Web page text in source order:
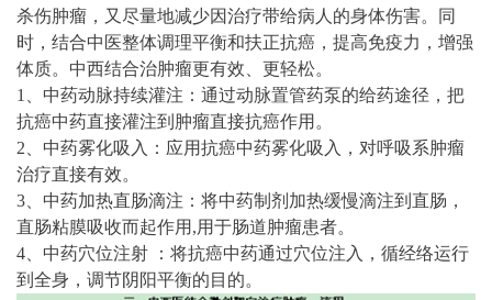
杀伤肿瘤，又尽量地减少因治疗带给病人的身体伤害。同
时，结合中医整体调理平衡和扶正抗癌，提高免疫力，增强
体质。中西结合治肿瘤更有效、更轻松。
1、中药动脉持续灌注：通过动脉置管药泵的给药途径，把
抗癌中药直接灌注到肿瘤直接抗癌作用。
2、中药雾化吸入：应用抗癌中药雾化吸入，对呼吸系肿瘤
治疗直接有效。
3、中药加热直肠滴注：将中药制剂加热缓慢滴注到直肠，
直肠粘膜吸收而起作用,用于肠道肿瘤患者。
4、中药穴位注射 ：将抗癌中药通过穴位注入，循经络运行
到全身，调节阴阳平衡的目的。